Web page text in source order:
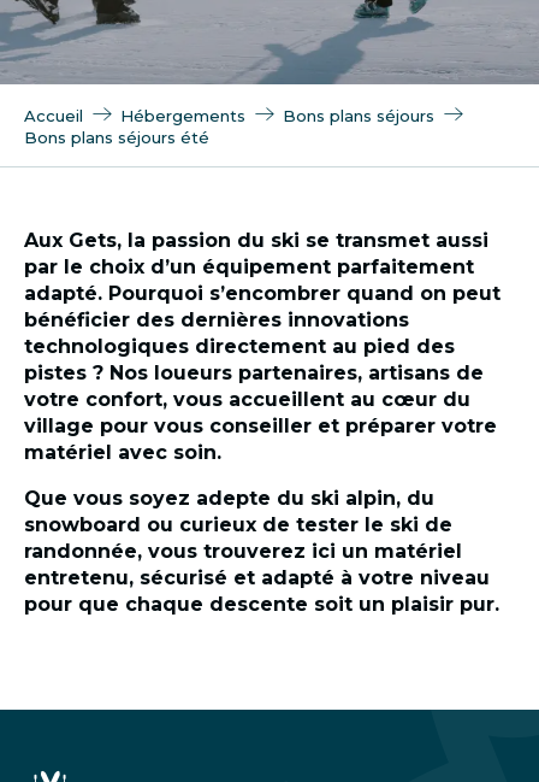
Accueil Hébergements
Bons plans séjours
Bons plans séjours été
Aux Gets, la passion du ski se transmet aussi
par le choix d’un équipement parfaitement
adapté. Pourquoi s’encombrer quand on peut
bénéficier des dernières innovations
technologiques directement au pied des
pistes ? Nos loueurs partenaires, artisans de
votre confort, vous accueillent au cœur du
village pour vous conseiller et préparer votre
matériel avec soin.
Que vous soyez adepte du ski alpin, du
snowboard ou curieux de tester le ski de
randonnée, vous trouverez ici un matériel
entretenu, sécurisé et adapté à votre niveau
pour que chaque descente soit un plaisir pur.